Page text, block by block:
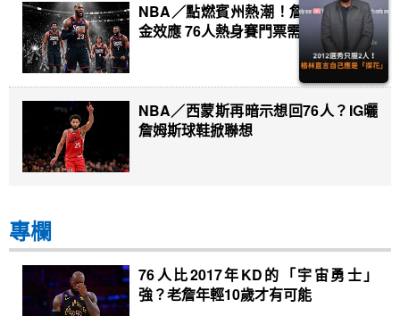
NBA／點燃賓州熱潮！詹姆斯恐怖吸
金效應 76人熱身賽門票需求暴增15倍
NBA／西蒙斯再暗示想回76人？IG曬
詹姆斯球鞋掀聯想
專欄
76人比2017年KD的「宇宙勇士」
強？老詹年輕10歲才有可能